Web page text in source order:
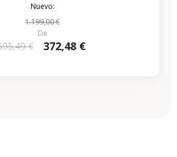
Nuevo:
1.199,00 €
De
€ 372,48 €